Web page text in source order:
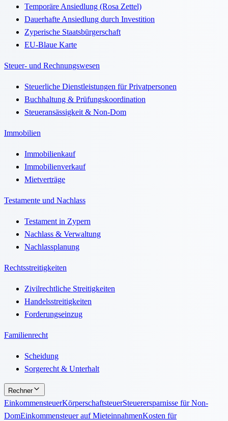
Temporäre Ansiedlung (Rosa Zettel)
Dauerhafte Ansiedlung durch Investition
Zyperische Staatsbürgerschaft
EU-Blaue Karte
Steuer- und Rechnungswesen
Steuerliche Dienstleistungen für Privatpersonen
Buchhaltung & Prüfungskoordination
Steueransässigkeit & Non-Dom
Immobilien
Immobilienkauf
Immobilienverkauf
Mietverträge
Testamente und Nachlass
Testament in Zypern
Nachlass & Verwaltung
Nachlassplanung
Rechtsstreitigkeiten
Zivilrechtliche Streitigkeiten
Handelsstreitigkeiten
Forderungseinzug
Familienrecht
Scheidung
Sorgerecht & Unterhalt
Rechner
EinkommensteuerKörperschaftsteuerSteuerersparnisse für Non-
DomEinkommensteuer auf MieteinnahmenKosten für